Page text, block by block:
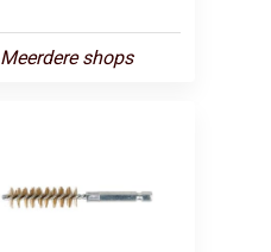
Meerdere shops